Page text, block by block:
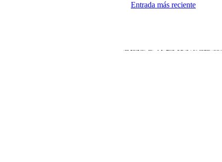
Entrada más reciente